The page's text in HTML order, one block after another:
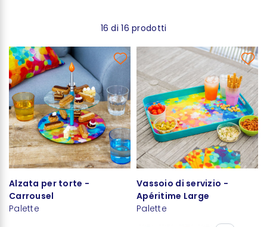
16 di 16 prodotti
Alzata per torte -
Carrousel
Palette
Vassoio di servizio -
Apéritime Large
Palette